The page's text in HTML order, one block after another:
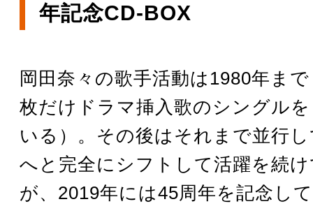
年記念CD-BOX
岡田奈々の歌手活動は1980年ま
枚だけドラマ挿入歌のシングル
いる）。その後はそれまで並行
へと完全にシフトして活躍を続
が、2019年には45周年を記念し